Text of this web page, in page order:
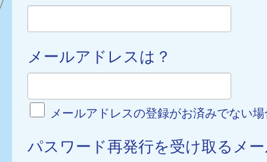
メールアドレスは？
メールアドレスの登録がお済みでない
パスワード再発行を受け取るメ